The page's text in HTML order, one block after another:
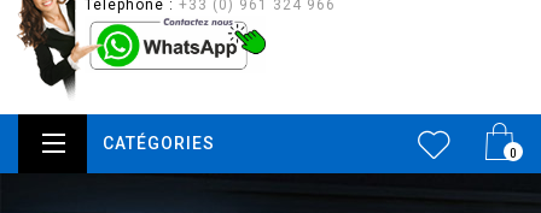
Téléphone : +33 (0) 961 324 966
0
CATÉGORIES